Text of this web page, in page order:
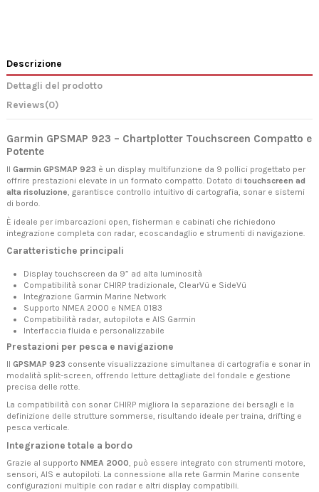
Descrizione
Dettagli del prodotto
Reviews(0)
Garmin GPSMAP 923 – Chartplotter Touchscreen Compatto e
Potente
Il Garmin GPSMAP 923 è un display multifunzione da 9 pollici progettato per
offrire prestazioni elevate in un formato compatto. Dotato di touchscreen ad
alta risoluzione, garantisce controllo intuitivo di cartografia, sonar e sistemi
di bordo.
È ideale per imbarcazioni open, fisherman e cabinati che richiedono
integrazione completa con radar, ecoscandaglio e strumenti di navigazione.
Caratteristiche principali
Display touchscreen da 9” ad alta luminosità
Compatibilità sonar CHIRP tradizionale, ClearVü e SideVü
Integrazione Garmin Marine Network
Supporto NMEA 2000 e NMEA 0183
Compatibilità radar, autopilota e AIS Garmin
Interfaccia fluida e personalizzabile
Prestazioni per pesca e navigazione
Il GPSMAP 923 consente visualizzazione simultanea di cartografia e sonar in
modalità split-screen, offrendo letture dettagliate del fondale e gestione
precisa delle rotte.
La compatibilità con sonar CHIRP migliora la separazione dei bersagli e la
definizione delle strutture sommerse, risultando ideale per traina, drifting e
pesca verticale.
Integrazione totale a bordo
Grazie al supporto NMEA 2000, può essere integrato con strumenti motore,
sensori, AIS e autopiloti. La connessione alla rete Garmin Marine consente
configurazioni multiple con radar e altri display compatibili.